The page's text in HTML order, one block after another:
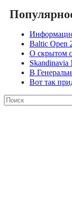
Baltic Open
О скрытом
Skandinavia
В
Вот так